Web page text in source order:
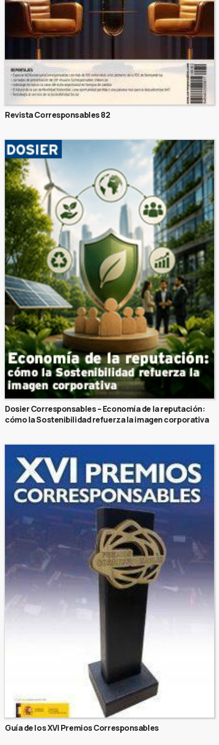
Revista Corresponsables 82
Dosier Corresponsables – Economía de la reputación:
cómo la Sostenibilidad refuerza la imagen corporativa
Guía de los XVI Premios Corresponsables